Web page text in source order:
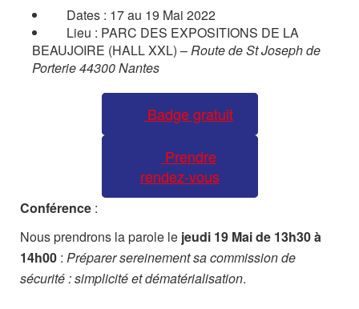
Dates : 17 au 19 Mai 2022
Lieu : PARC DES EXPOSITIONS DE LA
BEAUJOIRE (HALL XXL) –Route de St Joseph de
Porterie44300 Nantes
Badge gratuit
Prendre
rendez-vous
Conférence :
Nous prendrons la parole le jeudi 19 Mai de 13h30 à
14h00 : Préparer sereinement sa commission de
sécurité : simplicité et dématérialisation.